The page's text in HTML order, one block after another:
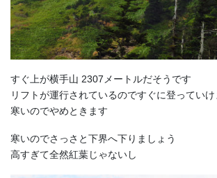
すぐ上が横手山 2307メートルだそうです
リフトが運行されているのですぐに登ってい
寒いのでやめときます
寒いのでさっさと下界へ下りましょう
高すぎて全然紅葉じゃないし